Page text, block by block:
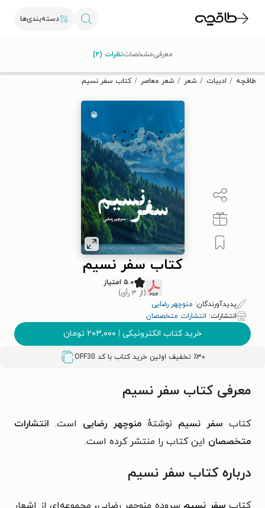
دسته‌بندی‌ها
تخفیف از طاقچه دریافت کن.
طاقچه ادبیات شعر شعر معاصر کتاب سفر نسیم
کتاب سفر نسیم
۵.۰ امتیاز
(از ۳ رأی)
پدیدآورندگان: منوچهر رضایی
انتشارات: انتشارات متخصصان
خرید کتاب الکترونیکی | ۲۰۳,۰۰۰ تومان
٪۳۰ تخفیف اولین خرید کتاب با کد OFF30
معرفیمشخصاتنظرات (۲)
معرفی کتاب سفر نسیم
کتاب سفر نسیم نوشتهٔ منوچهر رضایی است. انتشارات
متخصصان این کتاب را منتشر کرده است.
درباره کتاب سفر نسیم